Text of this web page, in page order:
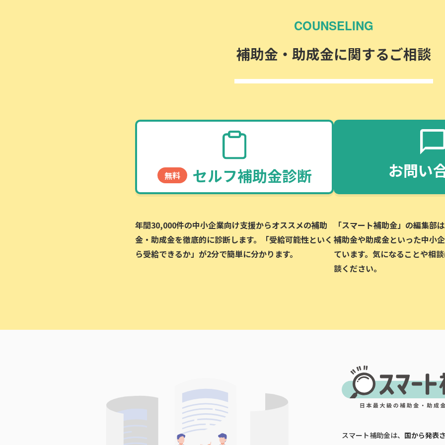
COUNSELING
補助金・助成金に関するご相談
無料 セルフ補助金診断
年間30,000件の中小企業向け支援からオススメの補助
金・助成金を徹底的に診断します。「受給可能性といく
ら受給できるか」が2分で簡単に分かります。
お問い
「スマート補助金」の編集部
補助金や助成金といった中小
ています。気になることや相
談ください。
スマート補助金は、 国から発表